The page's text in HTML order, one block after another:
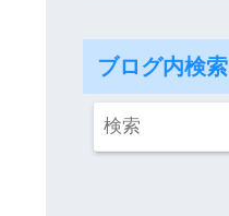
ブログ内検索